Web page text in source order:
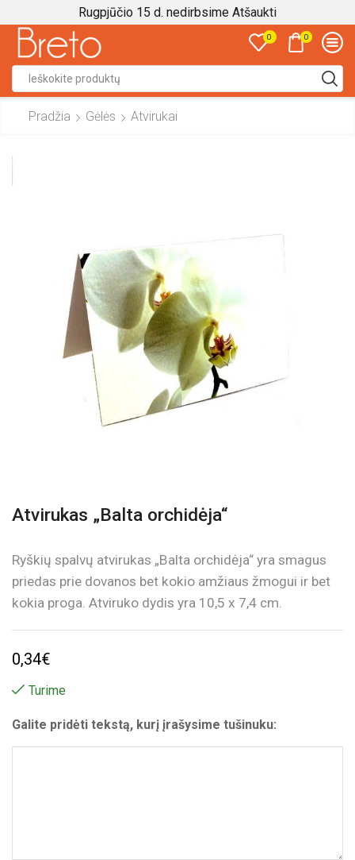
Rugpjūčio 15 d. nedirbsime Atšaukti
0 0
input
Pradžia Gėlės Atvirukai
Atvirukas „Balta orchidėja“
Ryškių spalvų atvirukas „Balta orchidėja“ yra smagus
priedas prie dovanos bet kokio amžiaus žmogui ir bet
kokia proga. Atviruko dydis yra 10,5 x 7,4 cm.
0,34€
Turime
Galite pridėti tekstą, kurį įrašysime tušinuku: